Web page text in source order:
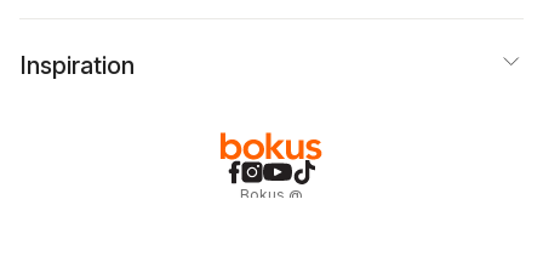
Inspiration
Bokus @